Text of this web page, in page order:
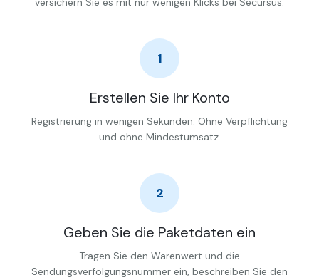
1
Erstellen Sie Ihr Konto
Registrierung in wenigen Sekunden. Ohne Verpflichtung
und ohne Mindestumsatz.
2
Geben Sie die Paketdaten ein
Tragen Sie den Warenwert und die
Sendungsverfolgungsnummer ein, beschreiben Sie den